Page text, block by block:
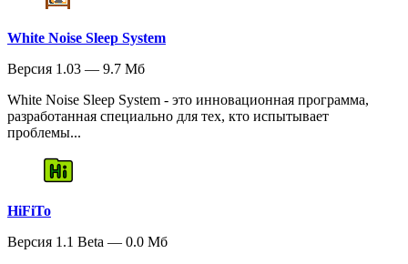
White Noise Sleep System
Версия 1.03 — 9.7 Мб
White Noise Sleep System - это инновационная программа,
разработанная специально для тех, кто испытывает
проблемы...
HiFiTo
Версия 1.1 Beta — 0.0 Мб